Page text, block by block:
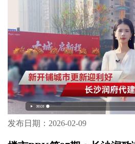
发布日期：2026-02-09